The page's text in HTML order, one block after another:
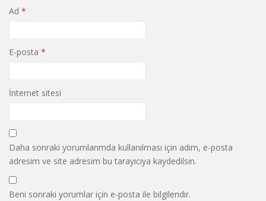
Ad *
E-posta *
İnternet sitesi
Daha sonraki yorumlarımda kullanılması için adım, e-posta
adresim ve site adresim bu tarayıcıya kaydedilsin.
Beni sonraki yorumlar için e-posta ile bilgilendir.